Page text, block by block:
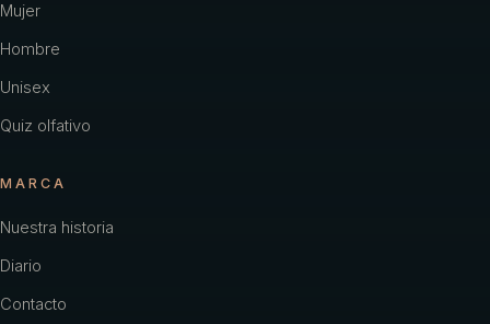
Mujer
Hombre
Unisex
Quiz olfativo
MARCA
Nuestra historia
Diario
Contacto